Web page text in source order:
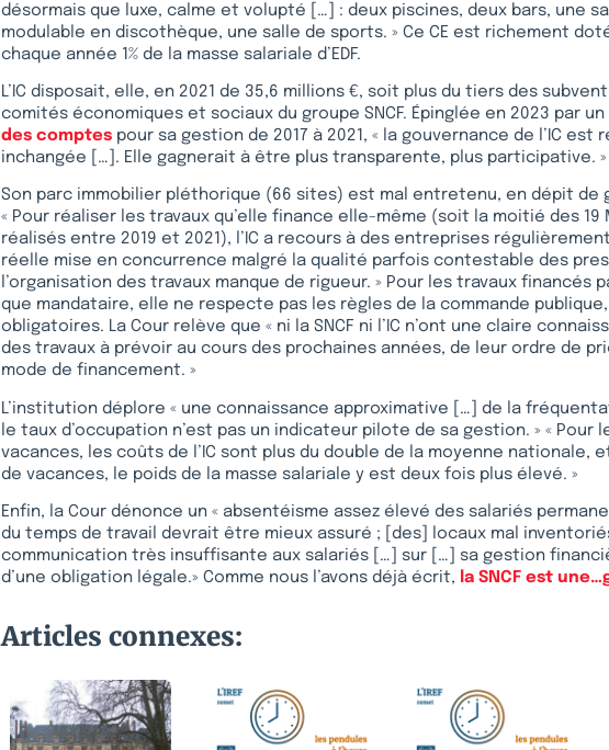
désormais que luxe, calme et volupté […] : deux piscines, deux bars, une
modulable en discothèque, une salle de sports. » Ce CE est richement
chaque année 1% de la masse salariale d’EDF.
L’IC disposait, elle, en 2021 de 35,6 millions €, soit plus du tiers des
comités économiques et sociaux du groupe SNCF. Épinglée en 2023 par un
des comptes pour sa gestion de 2017 à 2021, « la gouvernance de l’IC est
inchangée […]. Elle gagnerait à être plus transparente, plus participative. »
Son parc immobilier pléthorique (66 sites) est mal entretenu, en dépit de
« Pour réaliser les travaux qu’elle finance elle-même (soit la moitié des 19
réalisés entre 2019 et 2021), l’IC a recours à des entreprises
réelle mise en concurrence malgré la qualité parfois contestable des
l’organisation des travaux manque de rigueur. » Pour les travaux financés
que mandataire, elle ne respecte pas les règles de la commande
obligatoires. La Cour relève que « ni la SNCF ni l’IC n’ont une claire
des travaux à prévoir au cours des prochaines années, de leur ordre de
mode de financement. »
L’institution déplore « une connaissance approximative […] de la
le taux d’occupation n’est pas un indicateur pilote de sa gestion. » « Pour
vacances, les coûts de l’IC sont plus du double de la moyenne nationale,
de vacances, le poids de la masse salariale y est deux fois plus élevé. »
Enfin, la Cour dénonce un « absentéisme assez élevé des salariés
du temps de travail devrait être mieux assuré ; [des] locaux mal
communication très insuffisante aux salariés […] sur […] sa gestion
d’une obligation légale.» Comme nous l’avons déjà écrit, la SNCF est
Articles connexes: